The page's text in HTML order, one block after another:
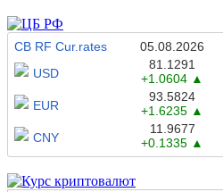
CB RF Cur.rates 05.08.2026
USD
81.1291
+1.0604
EUR
93.5824
+1.6235
CNY
11.9677
+0.1335